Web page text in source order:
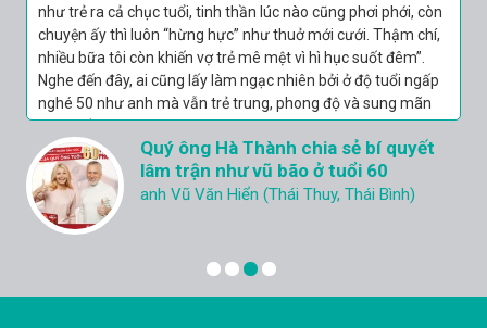
mà “làm thật” hơn cả năm vừa rồi gộp lại. Lên đỉnh 3 lần,
sung sướng nhất là phát cuối 2 vợ chồng lại cùng nhau…
Xong việc người khoan khoái, thoải mái ôm ngủ đến sáng
thắm thiết như hồi còn son.
Ân hận vì không biết chồng yếu, lại cứ
nghĩ ngoại tình
Chị N.N.K (Cẩm Phả - Quảng Ninh)